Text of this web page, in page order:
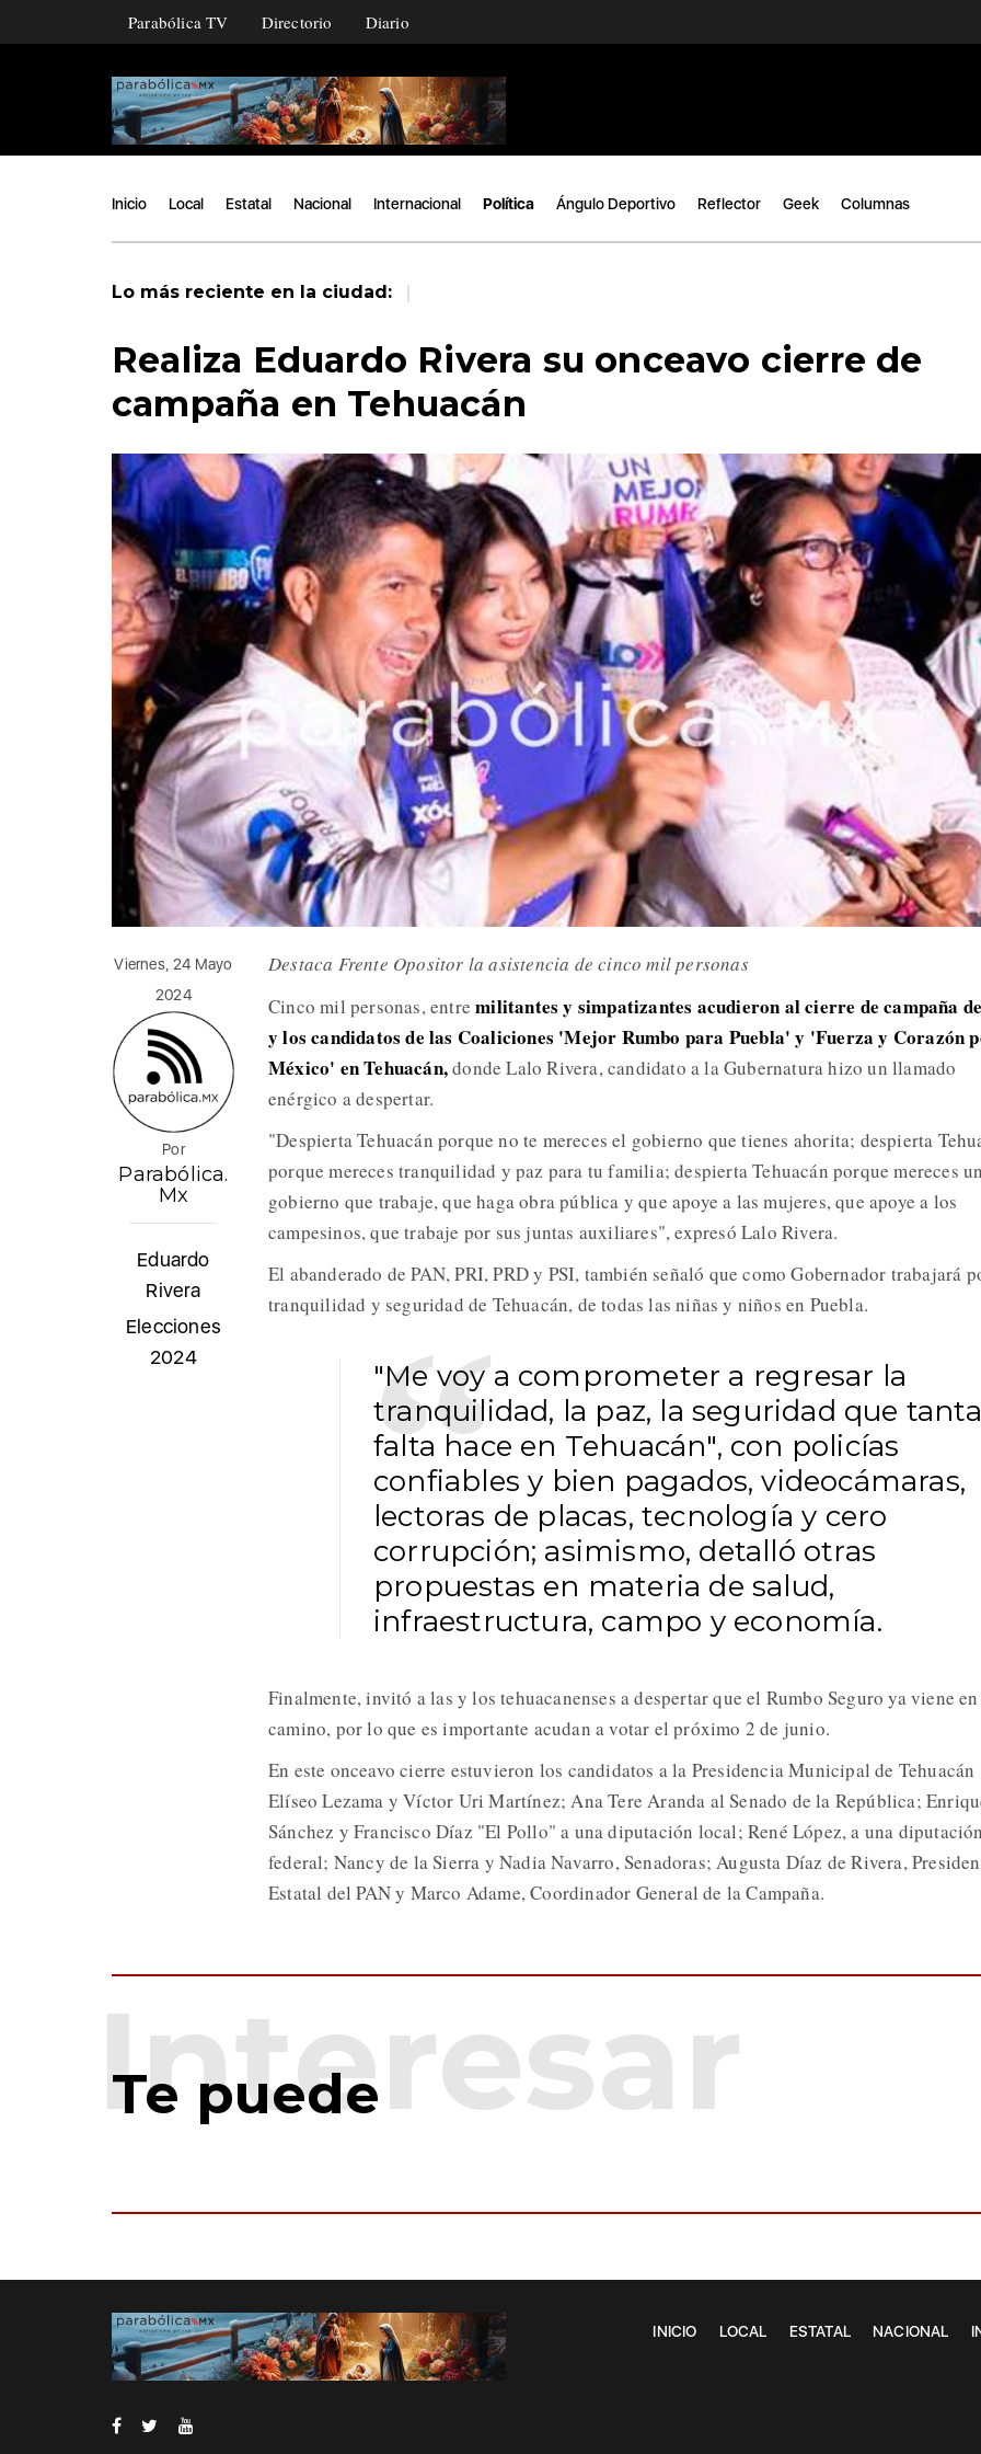
Parabólica TV Directorio Diario
Inicio Local Estatal Nacional Internacional Política Ángulo Deportivo Reflector Geek Columnas
Lo más reciente en la ciudad: |
Realiza Eduardo Rivera su onceavo cierre de
campaña en Tehuacán
Viernes, 24 Mayo
2024
Por
Parabólica.
Mx
Eduardo
Rivera
Elecciones
2024
Destaca Frente Opositor la asistencia de cinco mil personas
Cinco mil personas, entremilitantes y simpatizantes acudieron al cierre de campaña
y los candidatos de las Coaliciones 'Mejor Rumbo para Puebla' y 'Fuerza y Corazón
México' en Tehuacán,donde Lalo Rivera, candidato a la Gubernatura hizo un llamado
enérgico a despertar.
"Despierta Tehuacán porque no te mereces el gobierno que tienes ahorita; despierta
porque mereces tranquilidad y paz para tu familia; despierta Tehuacán porque mereces un
gobierno que trabaje, que haga obra pública y que apoye a las mujeres, que apoye a los
campesinos, que trabaje por sus juntas auxiliares", expresó Lalo Rivera.
El abanderado de PAN, PRI, PRD y PSI, también señaló que como Gobernador trabajará
tranquilidad y seguridad de Tehuacán, de todas las niñas y niños en Puebla.
"Me voy a comprometer a regresar la
tranquilidad, la paz, la seguridad que tanta
falta hace en Tehuacán", con policías
confiables y bien pagados, videocámaras,
lectoras de placas, tecnología y cero
corrupción; asimismo, detalló otras
propuestas en materia de salud,
infraestructura, campo y economía.
Finalmente, invitó a las y los tehuacanenses a despertar que el Rumbo Seguro ya viene en
camino, por lo que es importante acudan a votar el próximo 2 de junio.
En este onceavo cierre estuvieron los candidatos a la Presidencia Municipal de Tehuacán
Elíseo Lezama y Víctor Uri Martínez; Ana Tere Aranda al Senado de la República;
Sánchez y Francisco Díaz "El Pollo" a una diputación local; René López, a una diputación
federal; Nancy de la Sierra y Nadia Navarro, Senadoras; Augusta Díaz de Rivera,
Estatal del PAN y Marco Adame, Coordinador General de la Campaña.
Te puede
INICIO LOCAL ESTATAL NACIONAL